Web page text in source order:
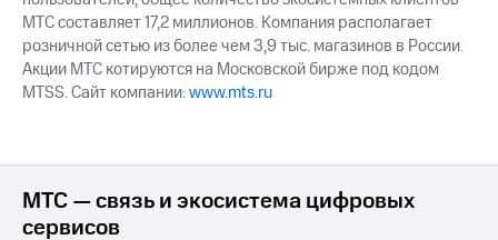
МТС составляет 17,2 миллионов. Компания располагает
розничной сетью из более чем 3,9 тыс. магазинов в России.
Акции МТС котируются на Московской бирже под кодом
MTSS. Сайт компании:www.mts.ru
МТС — связь и экосистема цифровых
сервисов